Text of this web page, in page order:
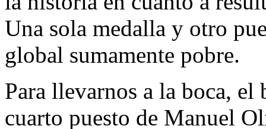
Una sola medalla y otro
global sumamente pobre.
Para llevarnos a la boca,
cuarto puesto de Manuel